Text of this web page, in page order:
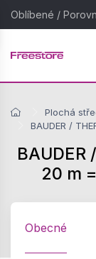
Oblíbené /
Plochá
BAUDER /
BAUDER
20 m
Obecné